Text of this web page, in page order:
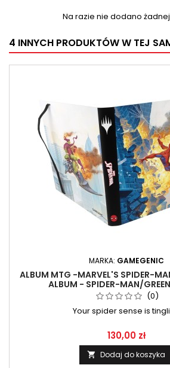
Na razie nie dodano
4 INNYCH PRODUKTÓW W TEJ
MARKA: GAMEGENIC
ALBUM MTG -MARVEL'S SPIDER-
ALBUM - SPIDER-MAN/
(0)
Your spider sense is
130,00 zł
 Dodaj do koszyka